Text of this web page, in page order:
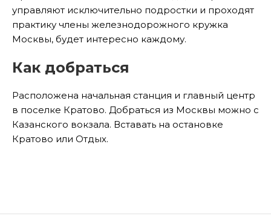
управляют исключительно подростки и проходят
практику члены железнодорожного кружка
Москвы, будет интересно каждому.
Как добраться
Расположена начальная станция и главный центр
в поселке Кратово. Добраться из Москвы можно с
Казанского вокзала. Вставать на остановке
Кратово или Отдых.